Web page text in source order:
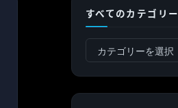
すべてのカテゴリー
べ